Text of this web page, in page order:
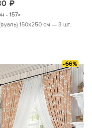
- 157»
150х250 см — 3 шт.
-66%